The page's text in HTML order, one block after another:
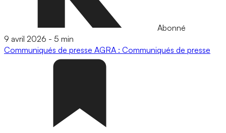
Abonné
9 avril 2026 - 5 min
Communiqués de presse AGRA : Communiqués de presse